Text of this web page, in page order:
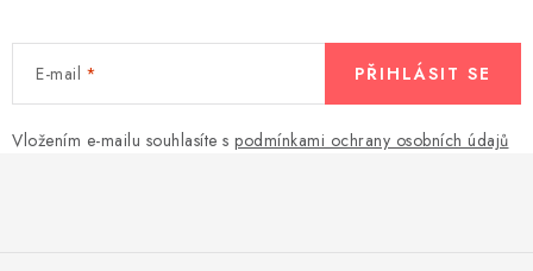
E-mail
Vložením e-mailu souhlasíte s podmínkami ochrany osobních údajů
PŘIHLÁSIT SE